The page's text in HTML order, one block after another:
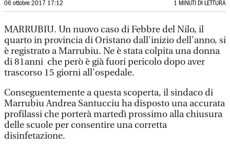
06 ottobre 2017 17:12 1 MINUTI DI LETTURA
MARRUBIU. Un nuovo caso di Febbre del Nilo, il
quarto in provincia di Oristano dall'inizio dell'anno, si
è registrato a Marrubiu. Ne è stata colpita una donna
di 81anni che però è già fuori pericolo dopo aver
trascorso 15 giorni all'ospedale.
Conseguentemente a questa scoperta, il sindaco di
Marrubiu Andrea Santucciu ha disposto una accurata
profilassi che porterà martedì prossimo alla chiusura
delle scuole per consentire una corretta
disinfetazione.